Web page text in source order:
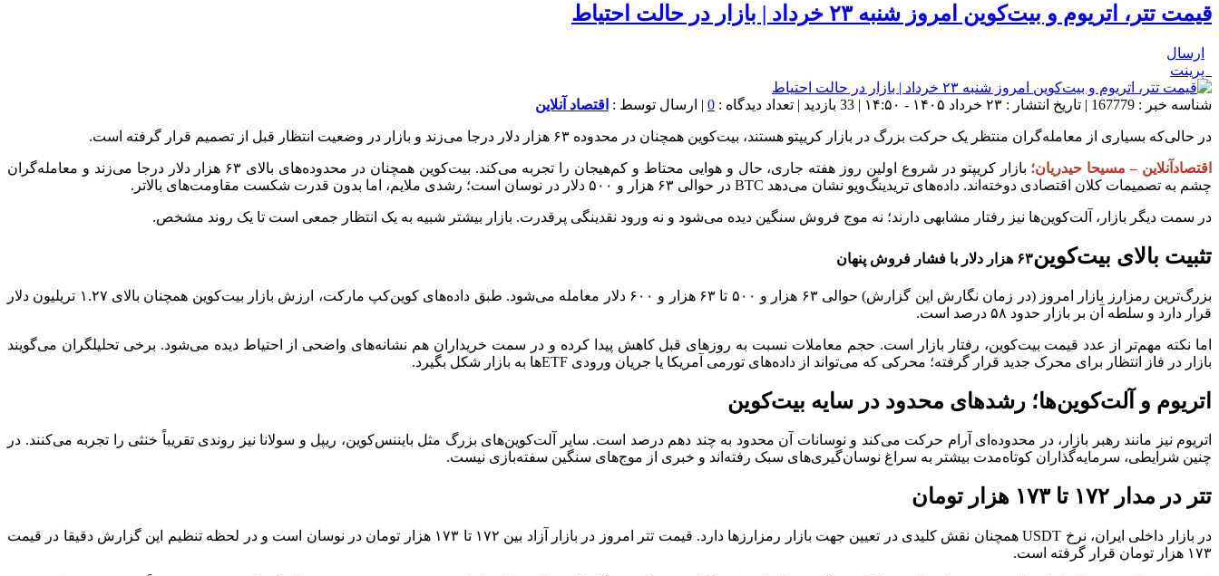
قیمت تتر، اتریوم و بیت‌کوین امروز شنبه ۲۳ خرداد | بازار در حالت احتیاط
ارسال
پرینت
شناسه خبر : 167779 | تاریخ انتشار : ۲۳ خرداد ۱۴۰۵ - ۱۴:۵۰ | 33 بازدید | تعداد دیدگاه : 0 | ارسال توسط : اقتصاد آنلاین
در حالی‌که بسیاری از معامله‌گران منتظر یک حرکت بزرگ در بازار کریپتو هستند، بیت‌کوین همچنان در محدوده ۶۳ هزار دلار درجا می‌زند و بازار در وضعیت انتظار قبل از تصمیم قرار گرفته است.
اقتصادآنلاین – مسیحا حیدریان؛
بازار کریپتو در شروع اولین روز هفته جاری، حال و هوایی محتاط و کم‌هیجان را تجربه می‌کند. بیت‌کوین همچنان در محدوده‌های بالای ۶۳ هزار دلار درجا می‌زند و معامله‌گران
چشم به تصمیمات کلان اقتصادی دوخته‌اند. داده‌های تریدینگ‌ویو نشان می‌دهد BTC در حوالی ۶۳ هزار و ۵۰۰ دلار در نوسان است؛ رشدی ملایم، اما بدون قدرت شکست مقاومت‌های بالاتر.
در سمت دیگر بازار، آلت‌کوین‌ها نیز رفتار مشابهی دارند؛ نه موج فروش سنگین دیده می‌شود و نه ورود نقدینگی پرقدرت. بازار بیشتر شبیه به یک انتظار جمعی است تا یک روند مشخص.
تثبیت بالای بیت‌کوین۶۳ هزار دلار با فشار فروش پنهان
بزرگ‌ترین رمزارز بازار امروز (در زمان نگارش این گزارش) حوالی ۶۳ هزار و ۵۰۰ تا ۶۳ هزار و ۶۰۰ دلار معامله می‌شود. طبق داده‌های کوین‌کپ مارکت، ارزش بازار بیت‌کوین همچنان بالای ۱.۲۷ تریلیون دلار
قرار دارد و سلطه آن بر بازار حدود ۵۸ درصد است.
اما نکته مهم‌تر از عدد قیمت بیت‌کوین، رفتار بازار است. حجم معاملات نسبت به روزهای قبل کاهش پیدا کرده و در سمت خریداران هم نشانه‌های واضحی از احتیاط دیده می‌شود. برخی تحلیلگران می‌گویند
بازار در فاز انتظار برای محرک جدید قرار گرفته؛ محرکی که می‌تواند از داده‌های تورمی آمریکا یا جریان ورودی ETFها به بازار شکل بگیرد.
اتریوم و آلت‌کوین‌ها؛ رشد‌های محدود در سایه بیت‌کوین
اتریوم نیز مانند رهبر بازار، در محدوده‌ای آرام حرکت می‌کند و نوسانات آن محدود به چند دهم درصد است. سایر آلت‌کوین‌های بزرگ مثل بایننس‌کوین، ریپل و سولانا نیز روندی تقریباً خنثی را تجربه می‌کنند. در
چنین شرایطی، سرمایه‌گذاران کوتاه‌مدت بیشتر به سراغ نوسان‌گیری‌های سبک رفته‌اند و خبری از موج‌های سنگین سفته‌بازی نیست.
تتر در مدار ۱۷۲ تا ۱۷۳ هزار تومان
در بازار داخلی ایران، نرخ USDT همچنان نقش کلیدی در تعیین جهت بازار رمزارز‌ها دارد. قیمت تتر امروز در بازار آزاد بین ۱۷۲ تا ۱۷۳ هزار تومان در نوسان است و در لحظه تنظیم این گزارش دقیقا در قیمت
۱۷۳ هزار تومان قرار گرفته است.